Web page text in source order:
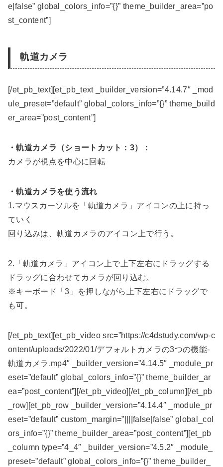
e|false” global_colors_info=”{}” theme_builder_area=”po
st_content”]
軌道カメラ
[/et_pb_text][et_pb_text _builder_version=”4.14.7″ _mod
ule_preset=”default” global_colors_info=”{}” theme_build
er_area=”post_content”]
・軌道カメラ（ショートカット：3）：
カメラが視点を中心に回転
・軌道カメラを使う流れ
1.マウスカーソルを「軌道カメラ」アイコンの上に持っ
ていく
回り込みは、軌道カメラのアイコン上で行う。
2.「軌道カメラ」アイコン上で上下左右にドラッグする
ドラッグに合わせてカメラが回り込む。
※キーボード「3」を押しながら上下左右にドラッグで
も可。
[/et_pb_text][et_pb_video src=”https://c4dstudy.com/wp-c
ontent/uploads/2022/01/デフォルトカメラの3つの機能-
軌道カメラ.mp4″ _builder_version=”4.14.5″ _module_pr
eset=”default” global_colors_info=”{}” theme_builder_ar
ea=”post_content”][/et_pb_video][/et_pb_column][/et_pb
_row][et_pb_row _builder_version=”4.14.4″ _module_pr
eset=”default” custom_margin=”||||false|false” global_col
ors_info=”{}” theme_builder_area=”post_content”][et_pb
_column type=”4_4″ _builder_version=”4.5.2″ _module_
preset=”default” global_colors_info=”{}” theme_builder_